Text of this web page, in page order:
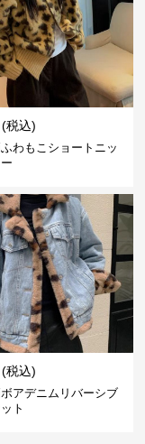
(税込)
わもこショートニッ
(税込)
アデニムリバーシブ
ト